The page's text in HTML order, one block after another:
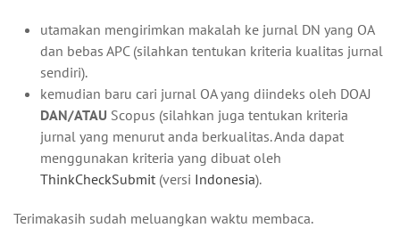
utamakan mengirimkan makalah ke jurnal DN yang OA
dan bebas APC (silahkan tentukan kriteria kualitas jurnal
sendiri).
kemudian baru cari jurnal OA yang diindeks oleh DOAJ
DAN/ATAU Scopus (silahkan juga tentukan kriteria
jurnal yang menurut anda berkualitas. Anda dapat
menggunakan kriteria yang dibuat oleh
ThinkCheckSubmit (versi Indonesia).
Terimakasih sudah meluangkan waktu membaca.